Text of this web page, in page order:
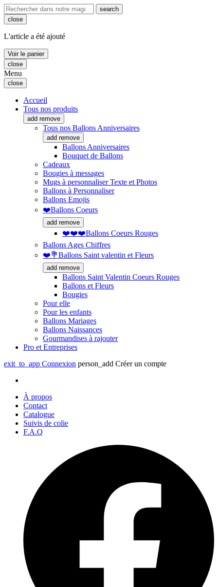
search
close
L'article a été ajouté
Voir le panier
close
Menu
close
Accueil
Tous nos produits
add remove
Tous nos Ballons Anniversaires
add remove
Ballons Anniversaires
Bouquet de Ballons
Cadeaux
Bougies à messages
Mugs à personnaliser Texte et Photos
Ballons à Personnaliser
Ballons Emojis
❤️Ballons Coeurs
add remove
❤️❤️❤️Ballons Coeurs Rouges
Ballons Ages Chiffres
❤️💐Ballons Saint valentin et Fleurs
add remove
Ballons Saint Valentin Coeurs Rouges
Ballons et Fleurs
Bougies
Pour elle
Pour les enfants
Ballons Mariages
Ballons Naissances
Gourmandises à rajouter
Pro et Entreprises
exit_to_app Connexion person_add Créer un compte
À propos
Contact
Catalogue
Suivis de colie
F.A.Q